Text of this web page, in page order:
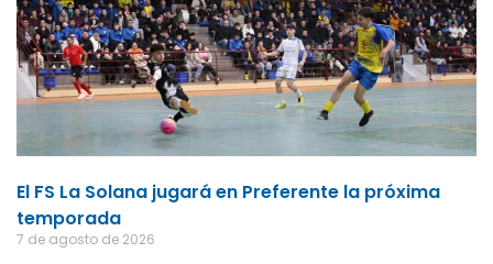
El FS La Solana jugará en Preferente la próxima
temporada
7 de agosto de 2026